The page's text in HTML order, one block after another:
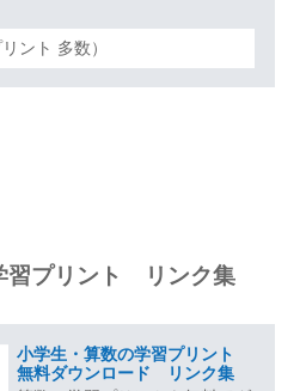
リント 多数）
習プリント リンク集
小学生・算数の学習プリント
無料ダウンロード リンク集